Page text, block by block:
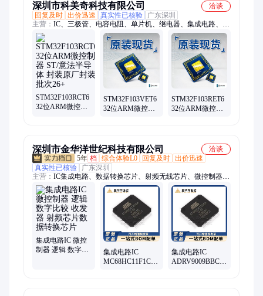
深圳市科美奇科技有限公司
洽谈
回复及时 出价迅速 真实性已核验
广东深圳
主营： IC、三极管、电容电阻、单片机、继电器、集成电路、芯
片
STM32F103RCT6
32位ARM微控制
STM32F103VET6
32位ARM微控制
STM32F103RET6
32位ARM微控制
深圳市金华洋世纪科技有限公司
洽谈
5年 档 综合体验L0 回复及时 出价迅速
真实性已核验
广东深圳
主营： IC集成电路、数据转换芯片、射频无线芯片、微控制器、
贴片电容电阻、滤波器 振荡器、传感器、继电器
集成电路IC 微控
制器 逻辑 数字比
集成电路IC
MC68HC11F1CFN3
集成电路IC
ADRV9009BBCZ